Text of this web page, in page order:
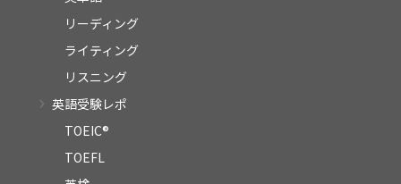
リーディング
ライティング
リスニング
英語受験レポ
TOEIC®
TOEFL